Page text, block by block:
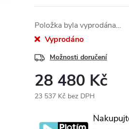
Položka byla vyprodána…
Vyprodáno
Možnosti doručení
28 480 Kč
23 537 Kč bez DPH